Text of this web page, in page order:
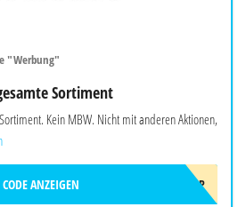
"Werbung"
Sortiment
Kein MBW. Nicht mit anderen Aktionen,
SOMMER2026OBP
CODE ANZEIGEN